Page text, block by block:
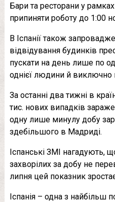
Бари та ресторани у
припиняти роботу до 1:00
В Іспанії також
відвідування будинків
пускати на день лише по
однієї людини й виключно
За останні два тижні в
тис. нових випадків
одну лише минулу добу
здебільшого в Мадриді.
Іспанські ЗМІ нагадують,
захворілих за добу не
липня цей показник
Іспанія – одна з найбільш